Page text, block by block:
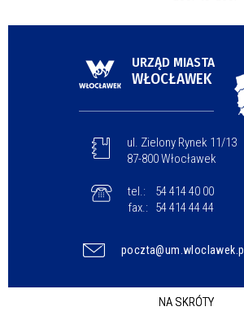
URZĄD MIASTA
WŁOCŁAWEK
ul. Zielony Rynek 11/13
87-800 Włocławek
tel.:
54 414 40 00
fax.:
54 414 44 44
poczta@um.wloclawek.pl
NA SKRÓTY